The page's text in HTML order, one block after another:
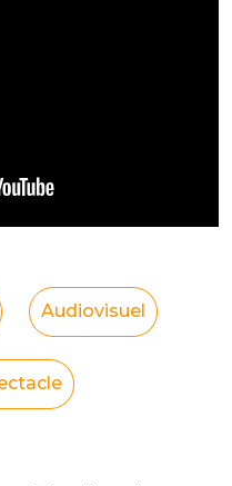
Audiovisuel